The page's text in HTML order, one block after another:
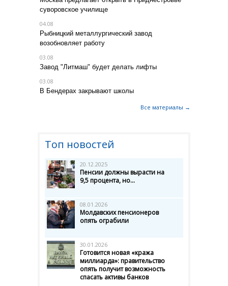
суворовское училище
04.08
Рыбницкий металлургический завод
возобновляет работу
03.08
Завод "Литмаш" будет делать лифты
03.08
В Бендерах закрывают школы
Все материалы →
Топ новостей
20.12.2025
Пенсии должны вырасти на
9,5 процента, но...
08.01.2026
Молдавских пенсионеров
опять ограбили
30.01.2026
Готовится новая «кража
миллиарда»: правительство
опять получит возможность
спасать активы банков